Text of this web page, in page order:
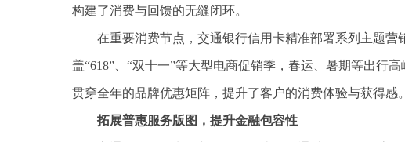
构建了消费与回馈的无缝闭环。
在重要消费节点，交通银行信用卡精准部署系列主题
盖“618”、“双十一”等大型电商促销季，春运、暑期等出行
贯穿全年的品牌优惠矩阵，提升了客户的消费体验与获得感。
拓展普惠服务版图，提升金融包容性